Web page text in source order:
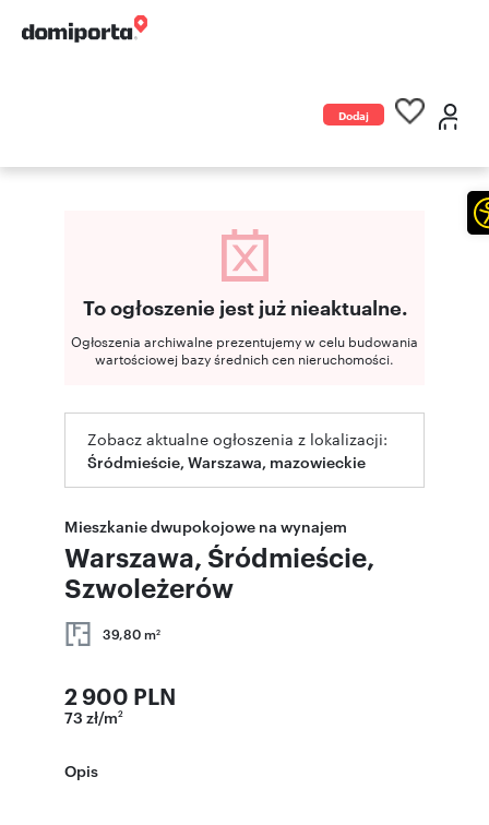
Dodaj
To ogłoszenie jest już nieaktualne.
Ogłoszenia archiwalne prezentujemy w celu budowania
wartościowej bazy średnich cen nieruchomości.
Zobacz aktualne ogłoszenia z lokalizacji:
Śródmieście, Warszawa, mazowieckie
Mieszkanie dwupokojowe na wynajem
Warszawa, Śródmieście,
Szwoleżerów
39,80 m2
2 900 PLN
73 zł/m2
Opis